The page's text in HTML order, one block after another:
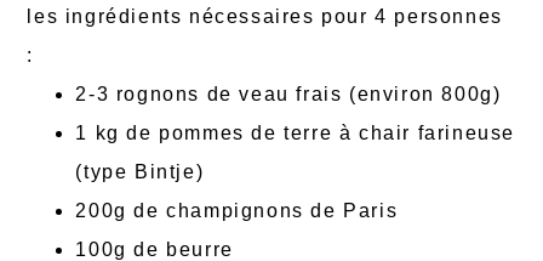
les ingrédients nécessaires pour 4 personnes
:
2-3 rognons de veau frais (environ 800g)
1 kg de pommes de terre à chair farineuse
(type Bintje)
200g de champignons de Paris
100g de beurre